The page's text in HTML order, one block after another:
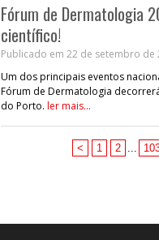
Fórum de Dermatologia
científico!
Publicado em 22 de setembro de
Um dos principais eventos
Fórum de Dermatologia
do Porto. ler mais...
< 1 2